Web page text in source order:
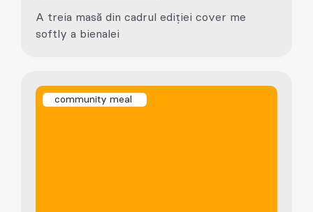
A treia masă din cadrul ediției cover me
softly a bienalei
community meal